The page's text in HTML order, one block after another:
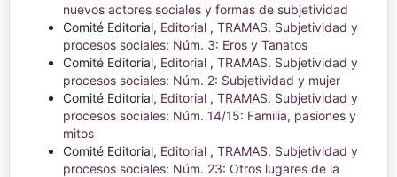
nuevos actores sociales y formas de subjetividad
Comité Editorial, Editorial , TRAMAS. Subjetividad y
procesos sociales: Núm. 3: Eros y Tanatos
Comité Editorial, Editorial , TRAMAS. Subjetividad y
procesos sociales: Núm. 2: Subjetividad y mujer
Comité Editorial, Editorial , TRAMAS. Subjetividad y
procesos sociales: Núm. 14/15: Familia, pasiones y
mitos
Comité Editorial, Editorial , TRAMAS. Subjetividad y
procesos sociales: Núm. 23: Otros lugares de la